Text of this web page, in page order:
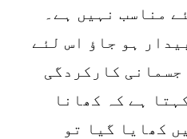
مناسب نہیں ہے۔
ہو جاؤ اس لئے
جسمانی کارکردگی
ہے کہ کھانا
کھایا گیا تو